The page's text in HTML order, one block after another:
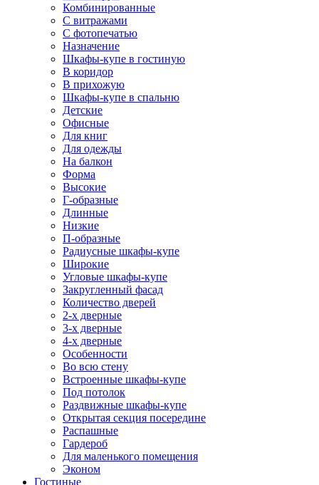
Комбинированные
С витражами
С фотопечатью
Назначение
Шкафы-купе в гостиную
В коридор
В прихожую
Шкафы-купе в спальню
Детские
Офисные
Для книг
Для одежды
На балкон
Форма
Высокие
Г-образные
Длинные
Низкие
П-образные
Радиусные шкафы-купе
Широкие
Угловые шкафы-купе
Закругленный фасад
Количество дверей
2-х дверные
3-х дверные
4-х дверные
Особенности
Во всю стену
Встроенные шкафы-купе
Под потолок
Раздвижные шкафы-купе
Открытая секция посередине
Распашные
Гардероб
Для маленького помещения
Эконом
Гостиные